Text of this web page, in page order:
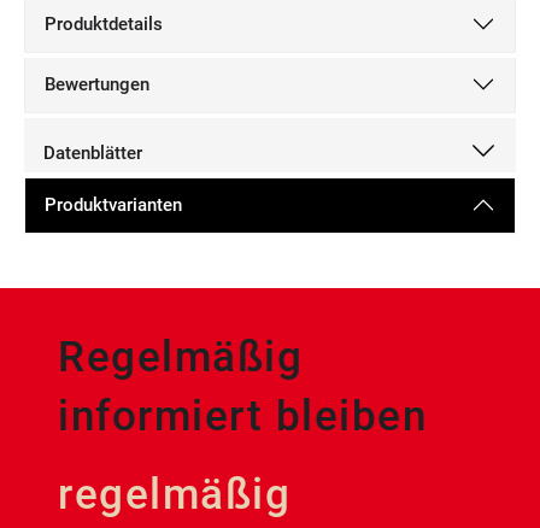
Produktdetails
Bewertungen
Datenblätter
Produktvarianten
Regelmäßig
informiert bleiben
regelmäßig